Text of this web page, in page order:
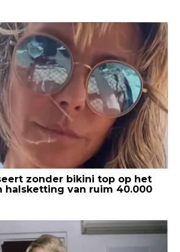
zonder bikini top op het
halsketting van ruim 40.000